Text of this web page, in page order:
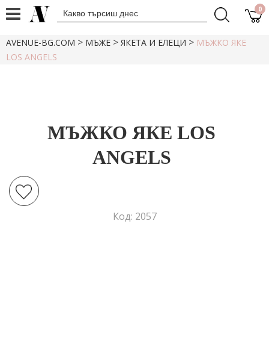
0
AVENUE-BG.COM > МЪЖЕ > ЯКЕТА И ЕЛЕЦИ > МЪЖКО ЯКЕ
LOS ANGELS
МЪЖКО ЯКЕ LOS
ANGELS
Код: 2057